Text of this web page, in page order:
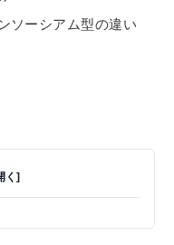
ソーシアム型の違い